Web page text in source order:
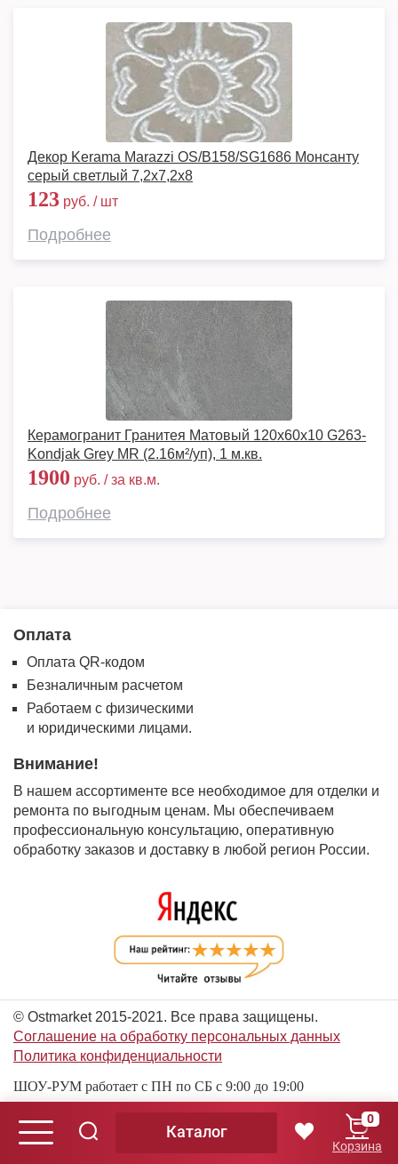
Декор Kerama Marazzi OS/B158/SG1686 Монсанту
серый светлый 7,2x7,2x8
123 руб. / шт
Подробнее
Керамогранит Гранитея Матовый 120х60х10 G263-
Kondjak Grey MR (2.16м²/уп), 1 м.кв.
1900 руб. / за кв.м.
Подробнее
Оплата
Оплата QR-кодом
Безналичным расчетом
Работаем с физическими
и юридическими лицами.
Внимание!
В нашем ассортименте все необходимое для отделки и
ремонта по выгодным ценам. Мы обеспечиваем
профессиональную консультацию, оперативную
обработку заказов и доставку в любой регион России.
© Ostmarket 2015-2021. Все права защищены.
Соглашение на обработку персональных данных
Политика конфиденциальности
ШОУ-РУМ работает с ПН по СБ с 9:00 до 19:00
© Ostmarket 2015-2026. Все права защищены.
Каталог
0
Корзина